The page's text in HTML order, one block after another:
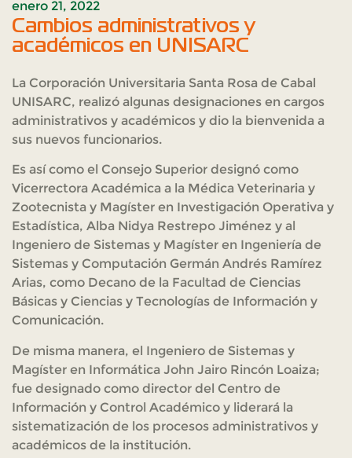
enero 21, 2022
Cambios administrativos y
académicos en UNISARC
La Corporación Universitaria Santa Rosa de Cabal
UNISARC, realizó algunas designaciones en cargos
administrativos y académicos y dio la bienvenida a
sus nuevos funcionarios.
Es así como el Consejo Superior designó como
Vicerrectora Académica a la Médica Veterinaria y
Zootecnista y Magíster en Investigación Operativa y
Estadística, Alba Nidya Restrepo Jiménez y al
Ingeniero de Sistemas y Magíster en Ingeniería de
Sistemas y Computación Germán Andrés Ramírez
Arias, como Decano de la Facultad de Ciencias
Básicas y Ciencias y Tecnologías de Información y
Comunicación.
De misma manera, el Ingeniero de Sistemas y
Magíster en Informática John Jairo Rincón Loaiza;
fue designado como director del Centro de
Información y Control Académico y liderará la
sistematización de los procesos administrativos y
académicos de la institución.